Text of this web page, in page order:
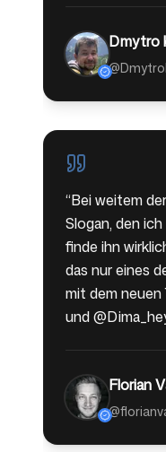
Dmytro
“Bei weitem
Slogan, den
finde ihn
das nur eines
mit dem neuen
und
Florian